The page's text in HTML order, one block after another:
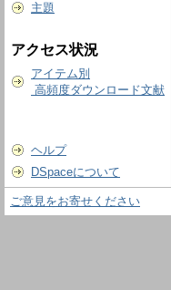
主題
アクセス状況
アイテム別
高頻度ダウンロード文献
ヘルプ
DSpaceについて
ご意見をお寄せください